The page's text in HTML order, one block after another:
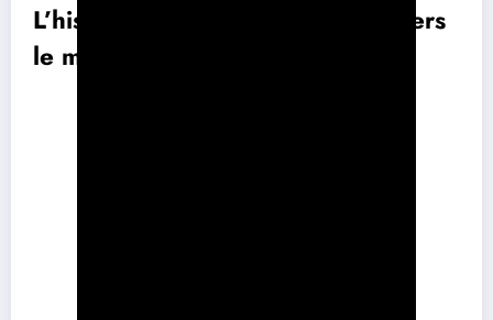
L’histoire de la soie à Lyon à travers
le musée de la soierie